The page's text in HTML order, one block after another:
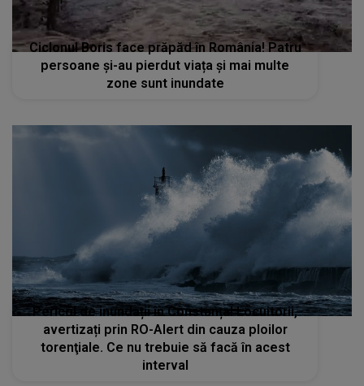
Ciclonul Boris face prăpăd în România! Patru
persoane și-au pierdut viața și mai multe
zone sunt inundate
Pericol de inundații în Constanța! Locuitorii,
avertizați prin RO-Alert din cauza ploilor
torenţiale. Ce nu trebuie să facă în acest
interval